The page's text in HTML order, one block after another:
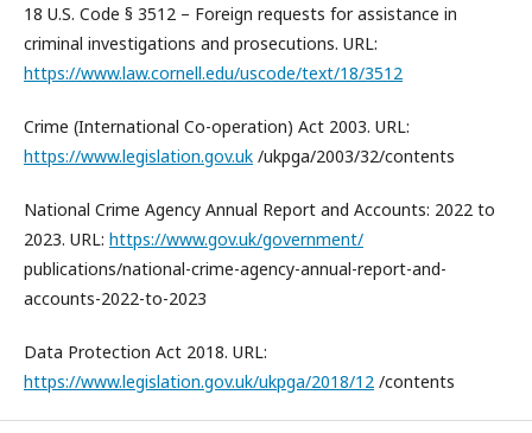
18 U.S. Code § 3512 – Foreign requests for assistance in
criminal investigations and prosecutions. URL:
https://www.law.cornell.edu/uscode/text/18/3512
Crime (International Co-operation) Act 2003. URL:
https://www.legislation.gov.uk /ukpga/2003/32/contents
National Crime Agency Annual Report and Accounts: 2022 to
2023. URL: https://www.gov.uk/government/
publications/national-crime-agency-annual-report-and-
accounts-2022-to-2023
Data Protection Act 2018. URL:
https://www.legislation.gov.uk/ukpga/2018/12 /contents